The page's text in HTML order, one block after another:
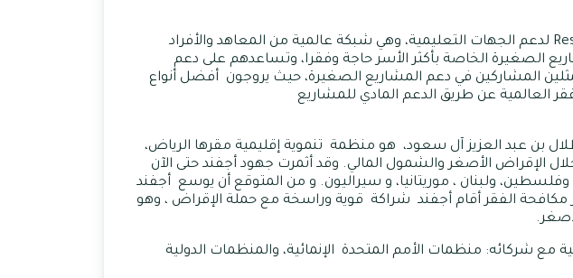
إلى ذلك فحملة قمة التمويل متناهي الصغر “الحملة” : هو مشروع نتج عن مبادرة Results لدعم الجهات التعليمية، وهي شبكة عالمية من المعاهد والأفراد
الصغيرة الخاصة بأكثر الأسر حاجة وفقرا، وتساعدهم على دعم
المشاركين في دعم المشاريع الصغيرة، حيث يروجون أفضل أنواع
العالمية عن طريق الدعم المادي للمشاريع
الذي أُنشئ في عام 1980 بمبادرة سمو الأمير طلال بن عبد العزيز آل سعود، هو منظمة تنموية إقليمية مقرها الرياض،
الإقراض الأصغر والشمول المالي. وقد أثمرت جهود أجفند حتى الآن
ولبنان ، موريتانيا، و سيراليون. و من المتوقع أن يوسع أجفند
الفقر أقام أجفند شراكة قوية وراسخة مع حملة الإقراض ، وهو
شركائه: منظمات الأمم المتحدة الإنمائية، والمنظمات الدولية